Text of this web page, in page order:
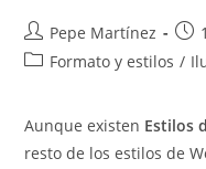
Autor
de
Pepe Martínez
de
Categoría
entrada:
Formato y estilos /
Aunque existen Estilos
resto de los estilos de